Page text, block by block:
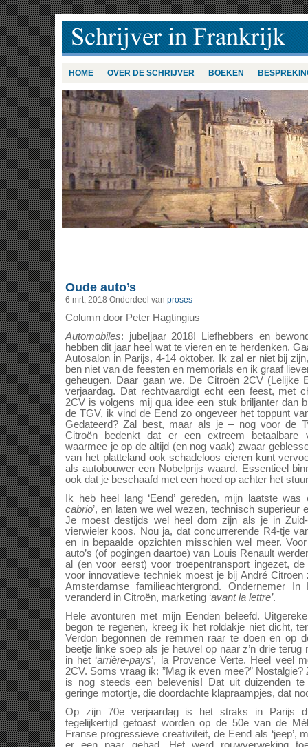
HOME OVER DE SCHRIJVER BOEKEN
Oude auto’s
6 mrt, 2018 Onderdeel van proses
Column door Peter Hagtingius
Automobiles: jubeljaar 2018! Liefhebbers en
hebben dit jaar heel wat te vieren en te herdenken.
Autosalon in Parijs, 4-14 oktober. Ik zal er niet bij
ben niet van de feesten en memorials en ik graaf
geheugen. Daar gaan we. De Citroën 2CV (Lelijke
verjaardag. Dat rechtvaardigt echt een feest, met
2CV is volgens mij qua idee een stuk briljanter dan
de TGV, ik vind de Eend zo ongeveer het toppunt
Gedateerd? Zal best, maar als je – nog voor de
Citroën bedenkt dat er een extreem betaalbare
waarmee je op de altijd (en nog vaak) zwaar
van het platteland ook schadeloos eieren kunt
als autobouwer een Nobelprijs waard. Essentieel
ook dat je beschaafd met een hoed op achter het
Ik heb heel lang ‘Eend’ gereden, mijn laatste was
cabrio’, en laten we wel wezen, technisch superieur
Je moest destijds wel heel dom zijn als je in
vierwieler koos. Nou ja, dat concurrerende R4-tje
en in bepaalde opzichten misschien wel meer.
auto’s (of pogingen daartoe) van Louis Renault
al (en voor eerst) voor troepentransport ingezet,
voor innovatieve techniek moest je bij André Citroen
Amsterdamse familieachtergrond. Ondernemer
veranderd in Citroën, marketing ‘avant la lettre’.
Hele avonturen met mijn Eenden beleefd.
begon te regenen, kreeg ik het roldakje niet dicht,
Verdon begonnen de remmen raar te doen en op
beetje linke soep als je heuvel op naar z’n drie
in het ‘arrière-pays’, la Provence Verte. Heel veel
2CV. Soms vraag ik: ”Mag ik even mee?”
is nog steeds een belevenis! Dat uit duizenden
geringe motortje, die doordachte klapraampjes, dat
Op zijn 70e verjaardag is het straks in Parijs
tegelijkertijd getoast worden op de 50e van de
Franse progressieve creativiteit, de Eend als ‘jeep’,